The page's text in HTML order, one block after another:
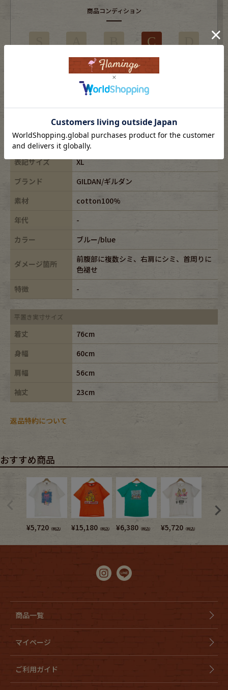
商品コンディション
S A B C D
部分的に目立つ使用感やダメージがある商品
※USEDですので使用感などございますが、まだまだご愛用していただけます。
古着という事をご理解の上ご注文よろしくお願いします。
※古着は洗濯、検品などのケアを行っております。
表記サイズ
XL
ブランド
GILDAN/ギルダン
素材
cotton100%
年代
-
カラー
ブルー/blue
ダメージ箇所
前腹部に複数シミ、右肩にシミ、首周りに
色褪せ
特徴
-
平置き実寸サイズ
着丈
76cm
身幅
60cm
肩幅
56cm
袖丈
23cm
返品特約について
おすすめ商品
¥5,720 （税込） ¥15,180 （税込） ¥6,380 （税込） ¥5,720 （税込）
商品一覧
マイページ
ご利用ガイド